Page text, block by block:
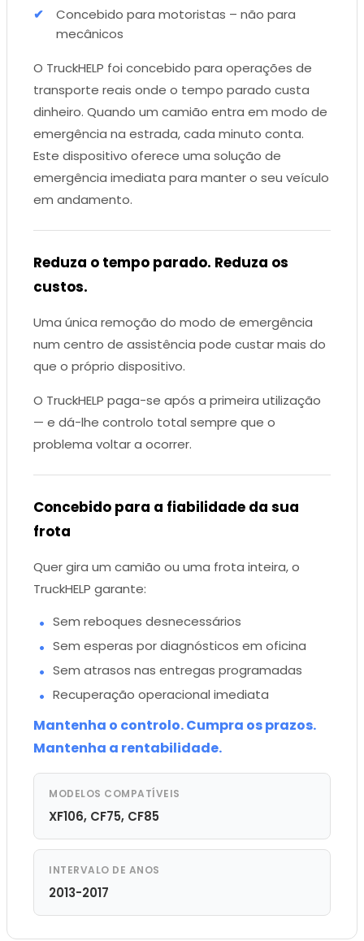
Concebido para motoristas – não para
mecânicos
O TruckHELP foi concebido para operações de
transporte reais onde o tempo parado custa
dinheiro. Quando um camião entra em modo de
emergência na estrada, cada minuto conta.
Este dispositivo oferece uma solução de
emergência imediata para manter o seu veículo
em andamento.
Reduza o tempo parado. Reduza os
custos.
Uma única remoção do modo de emergência
num centro de assistência pode custar mais do
que o próprio dispositivo.
O TruckHELP paga-se após a primeira utilização
— e dá-lhe controlo total sempre que o
problema voltar a ocorrer.
Concebido para a fiabilidade da sua
frota
Quer gira um camião ou uma frota inteira, o
TruckHELP garante:
Sem reboques desnecessários
Sem esperas por diagnósticos em oficina
Sem atrasos nas entregas programadas
Recuperação operacional imediata
Mantenha o controlo. Cumpra os prazos.
Mantenha a rentabilidade.
MODELOS COMPATÍVEIS
XF106, CF75, CF85
INTERVALO DE ANOS
2013-2017